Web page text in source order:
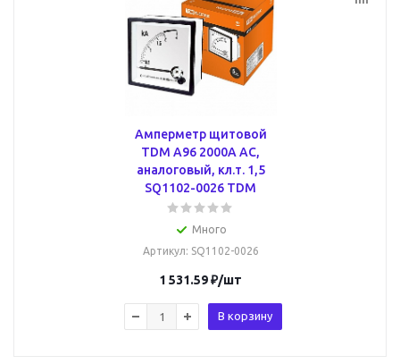
Амперметр щитовой
TDM A96 2000А AC,
аналоговый, кл.т. 1,5
SQ1102-0026 TDM
Много
Артикул: SQ1102-0026
1 531.59₽/шт
В корзину